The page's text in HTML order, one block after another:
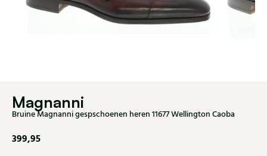
Magnanni
Bruine Magnanni gespschoenen heren 11677 Wellington Caoba
399,95